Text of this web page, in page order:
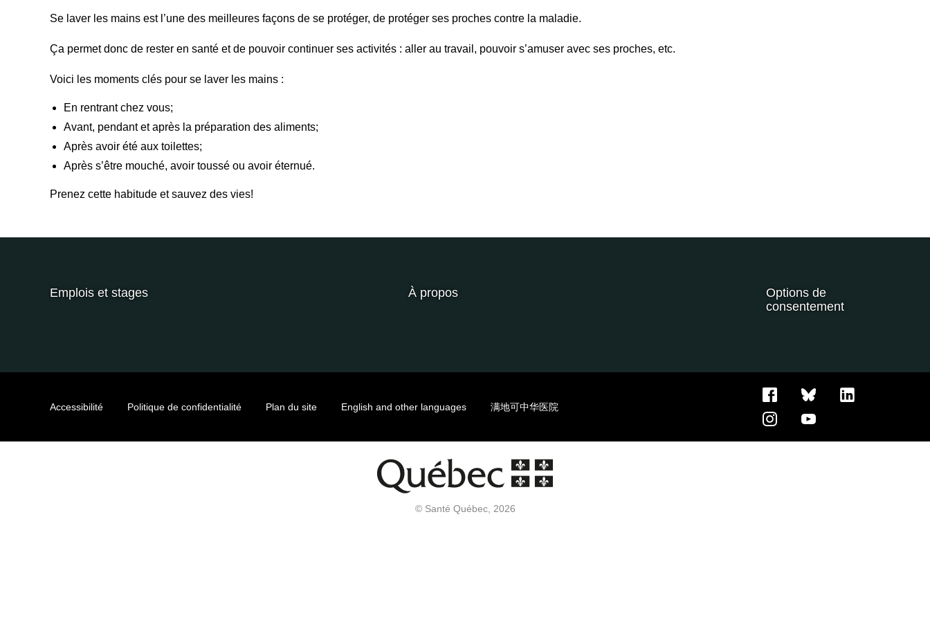
Se laver les mains est l’une des meilleures façons de se protéger, de protéger ses proches contre la maladie.
Ça permet donc de rester en santé et de pouvoir continuer ses activités : aller au travail, pouvoir s’amuser avec ses proches, etc.
Voici les moments clés pour se laver les mains :
En rentrant chez vous;
Avant, pendant et après la préparation des aliments;
Après avoir été aux toilettes;
Après s’être mouché, avoir toussé ou avoir éternué.
Prenez cette habitude et sauvez des vies!
Emplois et stages À propos
Options de
consentement
Accessibilité Politique de confidentialité Plan du site English and other languages 满地可中华医院
© Santé Québec, 2026